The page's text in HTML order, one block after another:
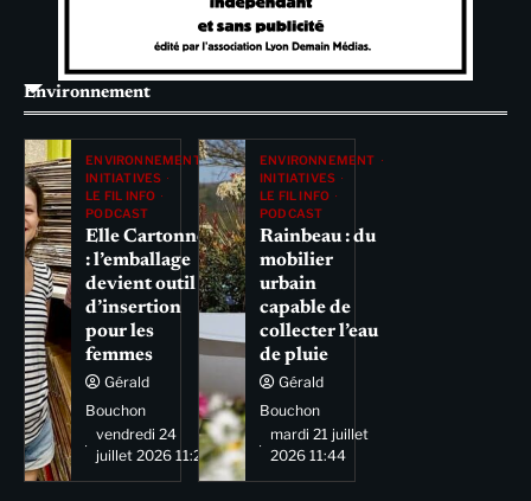
Environnement
ENVIRONNEMENT
INITIATIVES
LE FIL INFO
PODCAST
Elle Cartonne
: l’emballage
devient outil
d’insertion
pour les
femmes
Gérald
Bouchon
vendredi 24
juillet 2026 11:29
ENVIRONNEMENT
INITIATIVES
LE FIL INFO
PODCAST
Rainbeau : du
mobilier
urbain
capable de
collecter l’eau
de pluie
Gérald
Bouchon
mardi 21 juillet
2026 11:44